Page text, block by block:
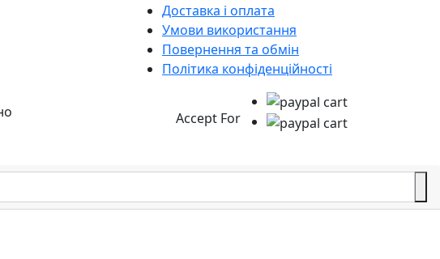
Доставка і оплата
Умови використання
Повернення та обмін
Політика конфіденційності
Accept For